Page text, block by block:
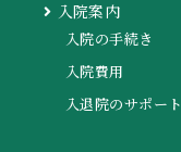
入院案内
入院の手続き
入院費用
入退院のサポート